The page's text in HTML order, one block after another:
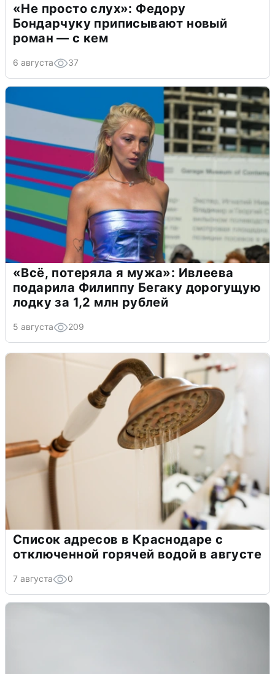
«Не просто слух»: Федору
Бондарчуку приписывают новый
роман — с кем
6 августа 37
«Всё, потеряла я мужа»: Ивлеева
подарила Филиппу Бегаку дорогущую
лодку за 1,2 млн рублей
5 августа 209
Список адресов в Краснодаре с
отключенной горячей водой в августе
7 августа 0